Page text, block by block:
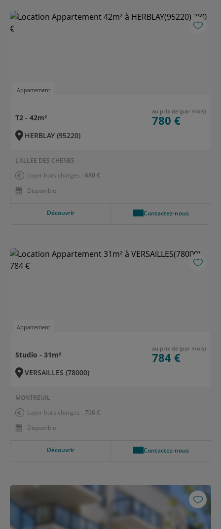
Appartement
T2 - 42m²
au prix de (par mois)
780 €
HERBLAY (95220)
L'ALLEE DES CHENES
Loyer hors charges : 680 €
Disponible
Découvrir Contactez-nous
Appartement
Studio - 31m²
au prix de (par mois)
784 €
VERSAILLES (78000)
MONTREUIL
Loyer hors charges : 706 €
Disponible
Découvrir Contactez-nous